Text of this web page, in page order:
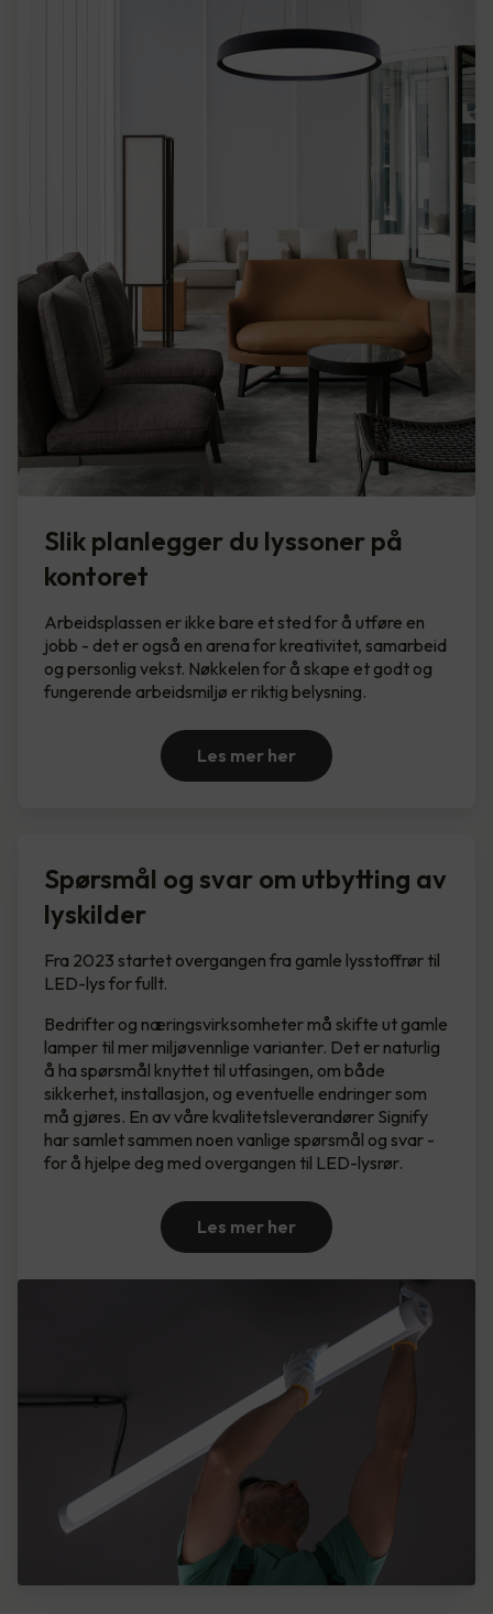
Slik planlegger du lyssoner på
kontoret
Arbeidsplassen er ikke bare et sted for å utføre en
jobb - det er også en arena for kreativitet, samarbeid
og personlig vekst. Nøkkelen for å skape et godt og
fungerende arbeidsmiljø er riktig belysning.
Les mer her
Spørsmål og svar om utbytting av
lyskilder
Fra 2023 startet overgangen fra gamle lysstoffrør til
LED-lys for fullt.
Bedrifter og næringsvirksomheter må skifte ut gamle
lamper til mer miljøvennlige varianter. Det er naturlig
å ha spørsmål knyttet til utfasingen, om både
sikkerhet, installasjon, og eventuelle endringer som
må gjøres. En av våre kvalitetsleverandører Signify
har samlet sammen noen vanlige spørsmål og svar -
for å hjelpe deg med overgangen til LED-lysrør.
Les mer her